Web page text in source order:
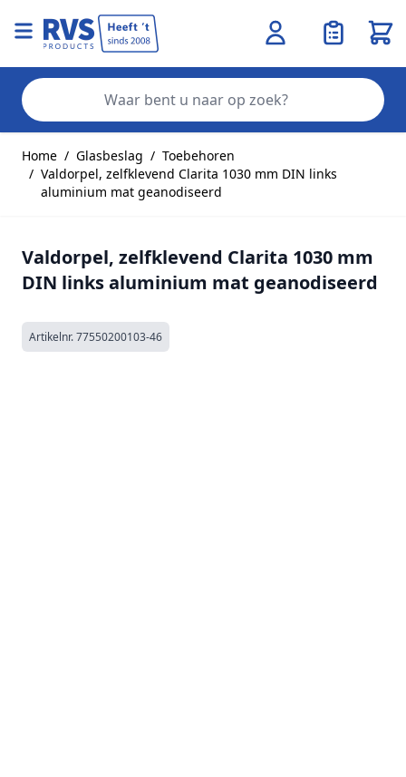
Home / Glasbeslag / Toebehoren
/ Valdorpel, zelfklevend Clarita 1030 mm DIN links
aluminium mat geanodiseerd
Valdorpel, zelfklevend Clarita 1030 mm
DIN links aluminium mat geanodiseerd
Artikelnr.77550200103-46